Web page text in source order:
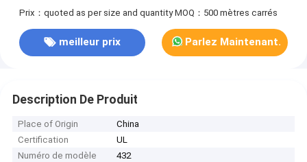
Prix：quoted as per size and quantity MOQ：500 mètres carrés
meilleur prix Parlez Maintenant.
Description De Produit
Place of Origin
China
Certification
UL
Numéro de modèle
432